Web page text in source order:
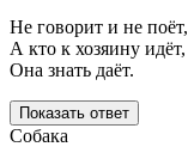
Не говорит и не поёт,
А кто к хозяину идёт,
Она знать даёт.
Показать ответ
Собака